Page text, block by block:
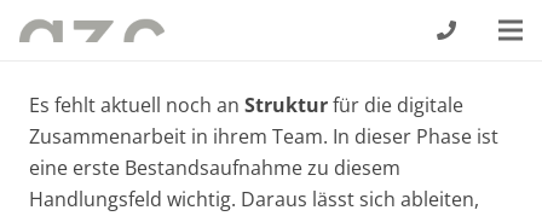
Es fehlt aktuell noch an Strukturfür die digitale
Zusammenarbeit in ihrem Team. In dieser Phase ist
eine erste Bestandsaufnahme zu diesem
Handlungsfeld wichtig. Daraus lässt sich ableiten,